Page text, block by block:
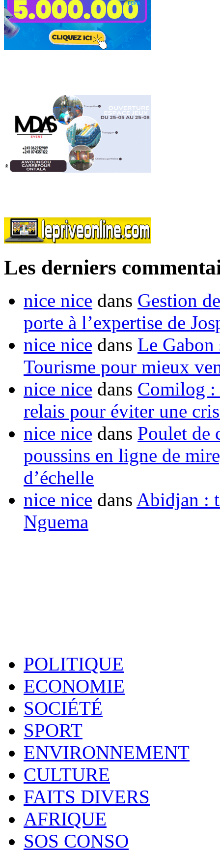
Les derniers
nice nice dans Gestion
porte à l’expertise de
nice nice dans Le Gabon
Tourisme pour mieux
nice nice dans Comilog :
relais pour éviter une
nice nice dans Poulet de
poussins en ligne de
d’échelle
nice nice dans Abidjan :
Nguema
POLITIQUE
ECONOMIE
SOCIÉTÉ
SPORT
ENVIRONNEMENT
CULTURE
FAITS DIVERS
AFRIQUE
SOS CONSO